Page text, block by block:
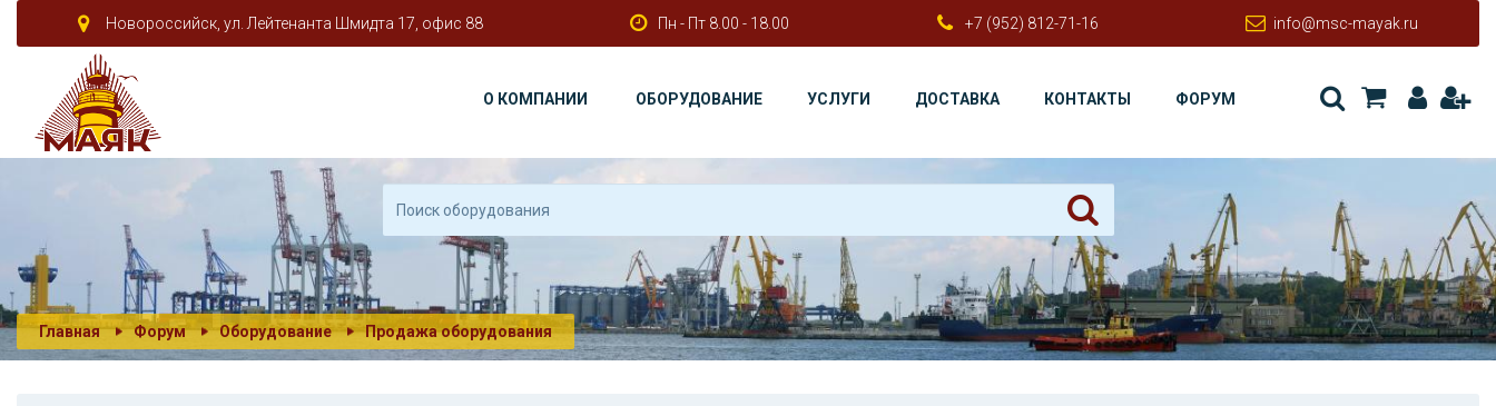
Новороссийск, ул. Лейтенанта Шмидта 17, офис 88 Пн - Пт 8.00 - 18.00 +7 (952) 812-71-16 info@msc-mayak.ru
О КОМПАНИИ ОБОРУДОВАНИЕ УСЛУГИ ДОСТАВКА КОНТАКТЫ ФОРУМ
Главная Форум Оборудование Продажа оборудования